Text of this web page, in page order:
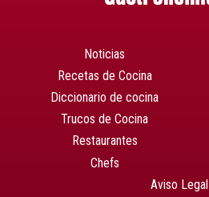
Noticias
Recetas de Cocina
Diccionario de cocina
Trucos de Cocina
Restaurantes
Chefs
Aviso Legal